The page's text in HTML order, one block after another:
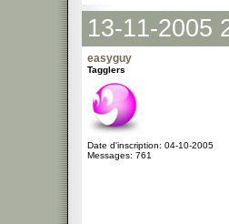
13-11-2005
easyguy
Tagglers
Date d'inscription: 04-10-2005
Messages: 761